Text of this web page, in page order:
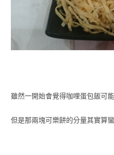
雖然一開始會覺得咖哩蛋包飯可
但是那兩塊可樂餅的分量其實算